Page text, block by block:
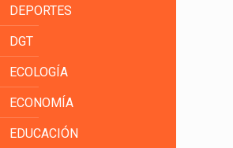
DEPORTES
DGT
ECOLOGÍA
ECONOMÍA
EDUCACIÓN